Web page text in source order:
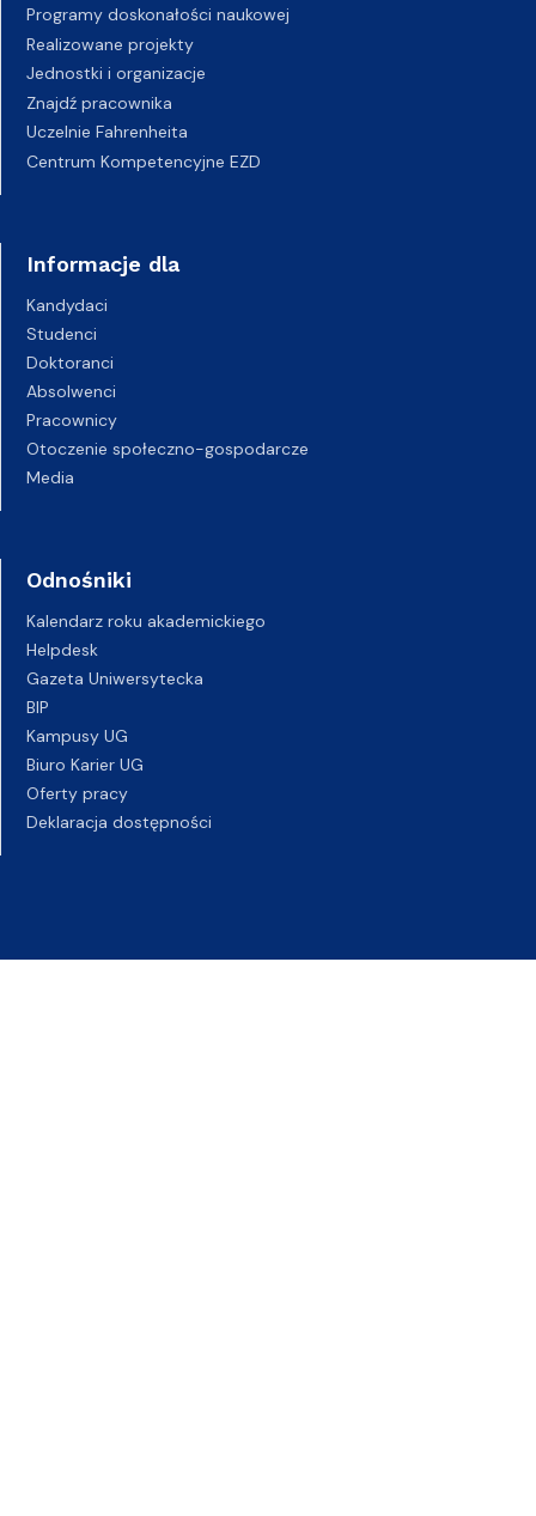
Programy doskonałości naukowej
Realizowane projekty
Jednostki i organizacje
Znajdź pracownika
Uczelnie Fahrenheita
Centrum Kompetencyjne EZD
Informacje dla
Kandydaci
Studenci
Doktoranci
Absolwenci
Pracownicy
Otoczenie społeczno-gospodarcze
Media
Odnośniki
Kalendarz roku akademickiego
Helpdesk
Gazeta Uniwersytecka
BIP
Kampusy UG
Biuro Karier UG
Oferty pracy
Deklaracja dostępności